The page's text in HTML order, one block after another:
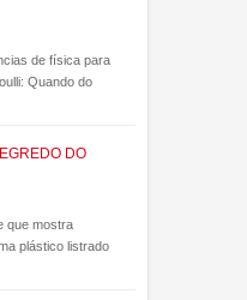
de física para
Quando do
DO
que mostra
plástico listrado